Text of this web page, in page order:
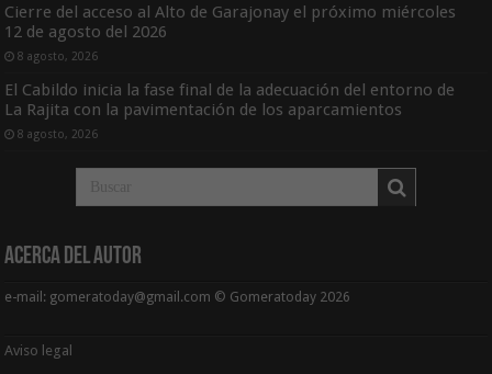
Cierre del acceso al Alto de Garajonay el próximo miércoles
12 de agosto del 2026
8 agosto, 2026
El Cabildo inicia la fase final de la adecuación del entorno de
La Rajita con la pavimentación de los aparcamientos
8 agosto, 2026
Acerca del Autor
e-mail: gomeratoday@gmail.com © Gomeratoday 2026
Aviso legal